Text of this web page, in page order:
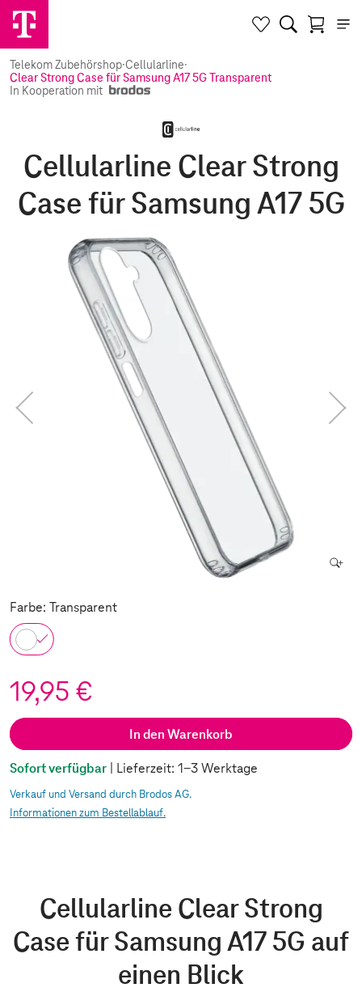
Telekom Zubehörshop·Cellularline·
Clear Strong Case für Samsung A17 5G Transparent
In Kooperation mit
Cellularline Clear Strong
Case für Samsung A17 5G
Farbe: Transparent
19,95 €
In den Warenkorb
Sofort verfügbar | Lieferzeit: 1-3 Werktage
Verkauf und Versand durch Brodos AG.
Informationen zum Bestellablauf.
Cellularline Clear Strong
Case für Samsung A17 5G auf
einen Blick